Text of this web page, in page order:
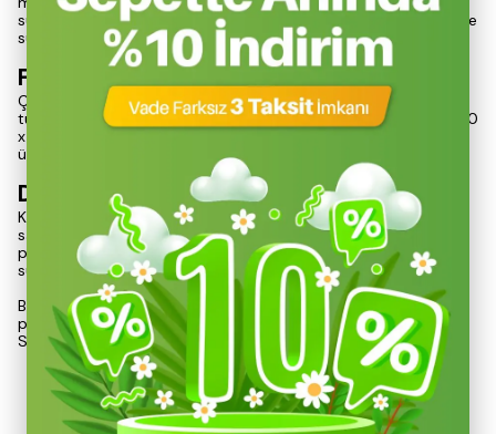
sunduğu bu ürün, tabanındaki ızgara tasarımı sayesinde pişirme
süresini yarıya indirerek, zaman ve enerji tasarrufu sağlar.
Fonksiyonel Tasarım
Çaydanlığın özel kılıfı, hem taşınabilirliği artırır hem de sıcak
tutma özelliği ile içeceklerinizi uzun süre sıcak tutar. Ölçüleri 150
x 89 mm olan bu çaydanlık, hafif yapısıyla kamp masaları
üzerinde kolayca yer kaplar ve pratik bir kullanım sunar.
Dayanıklılık ve Kullanım Kolaylığı
Kamp Çaydanlık, dayanıklı malzemelerden üretilmiştir, bu
sayede zorlu dış mekan koşullarında bile güvenilir bir
performans sergiler. Kullanıcı dostu tasarımı, çay demleme
sürecini basit ve keyifli hale getirir.
Bu özellikleri ile Nurgaz Kamp Çaydanlık, doğa yürüyüşleri,
piknikler ve kamp aktiviteleri için mükemmel bir yardımcıdır.
Sıcak içeceklerinizi hızlı ve pratik bir şekilde haz
Devamını Göster